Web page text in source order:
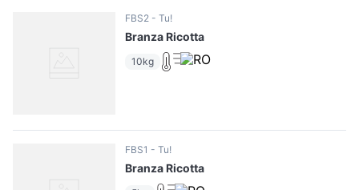
FBS2 Tu!
Branza Ricotta
10kg
FBS1 Tu!
Branza Ricotta